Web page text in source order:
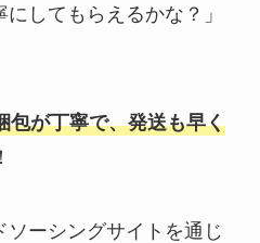
してもらえるかな？」
包が丁寧で、発送も早く
ーシングサイトを通じ